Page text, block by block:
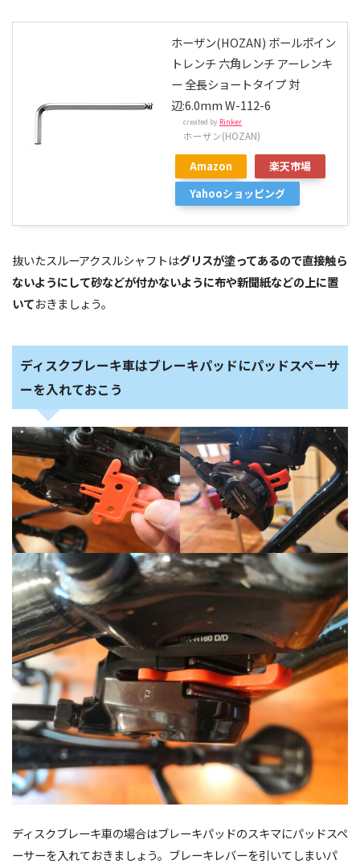
ホーザン(HOZAN) ボールポイン
トレンチ 六角レンチ アーレンキ
ー 全長ショートタイプ 対
辺:6.0mm W-112-6
created by Rinker
ホーザン(HOZAN)
Amazon
楽天市場
Yahooショッピング
抜いたスルーアクスルシャフトはグリスが塗ってあるので直接触ら
ないようにして砂などが付かないように布や新聞紙などの上に置
いておきましょう。
ディスクブレーキ車はブレーキパッドにパッドスペーサ
ーを入れておこう
ディスクブレーキ車の場合はブレーキパッドのスキマにパッドスペ
ーサーを入れておきましょう。ブレーキレバーを引いてしまいパ